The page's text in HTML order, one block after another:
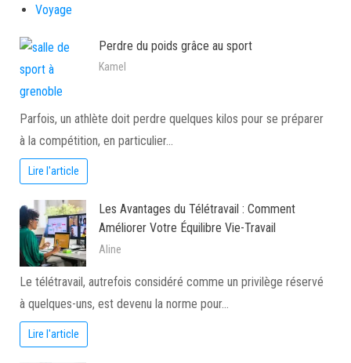
Voyage
Perdre du poids grâce au sport
Kamel
Parfois, un athlète doit perdre quelques kilos pour se préparer
à la compétition, en particulier…
Lire l'article
Les Avantages du Télétravail : Comment
Améliorer Votre Équilibre Vie-Travail
Aline
Le télétravail, autrefois considéré comme un privilège réservé
à quelques-uns, est devenu la norme pour…
Lire l'article